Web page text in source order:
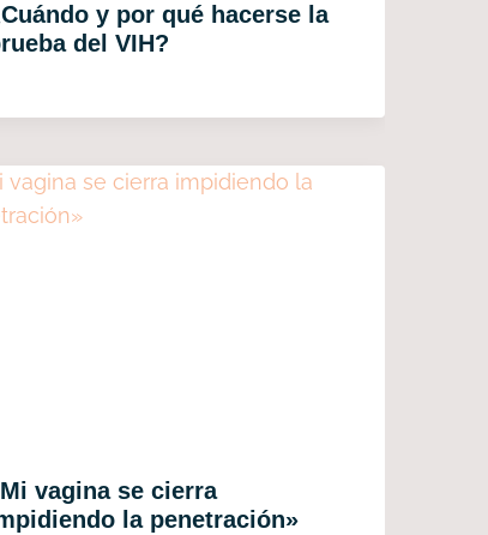
y por qué hacerse la
del VIH?
vagina se cierra
la penetración»